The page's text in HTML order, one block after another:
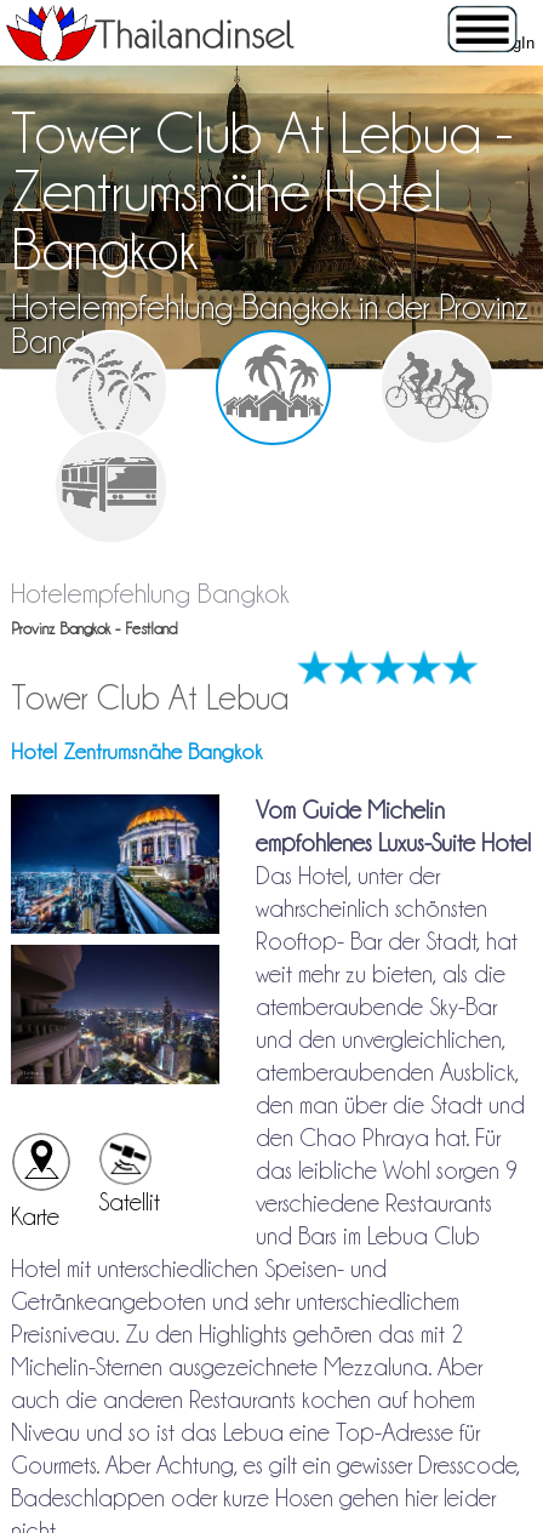
Tower Club At Lebua -
Zentrumsnähe Hotel
Bangkok
Hotelempfehlung Bangkok in der Provinz
Bangkok
Hotelempfehlung Bangkok
Provinz Bangkok - Festland
Tower Club At Lebua
Hotel Zentrumsnähe Bangkok
Karte
Satellit
Vom Guide Michelin
empfohlenes Luxus-Suite Hotel
Das Hotel, unter der
wahrscheinlich schönsten
Rooftop- Bar der Stadt, hat
weit mehr zu bieten, als die
atemberaubende Sky-Bar
und den unvergleichlichen,
atemberaubenden Ausblick,
den man über die Stadt und
den Chao Phraya hat. Für
das leibliche Wohl sorgen 9
verschiedene Restaurants
und Bars im Lebua Club
Hotel mit unterschiedlichen Speisen- und
Getränkeangeboten und sehr unterschiedlichem
Preisniveau. Zu den Highlights gehören das mit 2
Michelin-Sternen ausgezeichnete Mezzaluna. Aber
auch die anderen Restaurants kochen auf hohem
Niveau und so ist das Lebua eine Top-Adresse für
Gourmets. Aber Achtung, es gilt ein gewisser Dresscode,
Badeschlappen oder kurze Hosen gehen hier leider